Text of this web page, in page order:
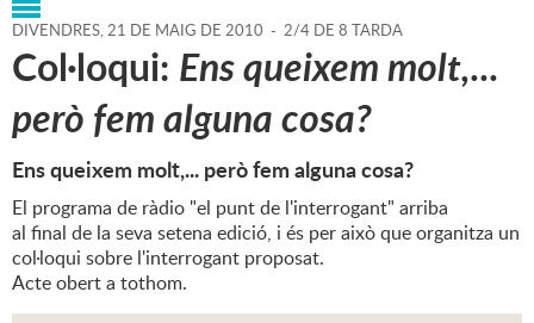
DIVENDRES,21 DE MAIG DE 2010 - 2/4 DE 8 TARDA
Col·loqui: Ens queixem molt,...
però fem alguna cosa?
Ens queixem molt,... però fem alguna cosa?
El programa de ràdio "el punt de l'interrogant" arriba
al final de la seva setena edició, i és per això que organitza un
col·loqui sobre l'interrogant proposat.
Acte obert a tothom.